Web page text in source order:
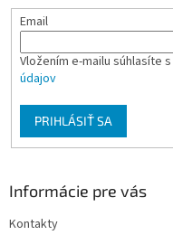
Email
Vložením e-mailu súhlasíte s
údajov
PRIHLÁSIŤ SA
Informácie pre vás
Kontakty